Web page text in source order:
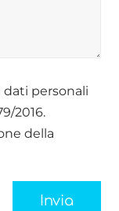
personali
2016.
della